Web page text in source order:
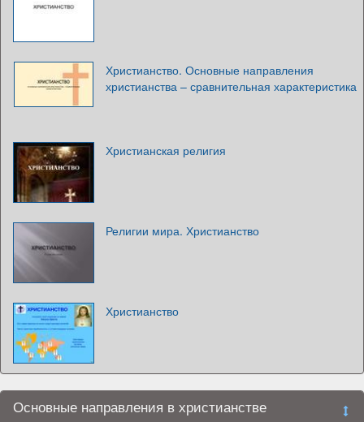
Христианство. Основные направления
христианства – сравнительная характеристика
Христианская религия
Религии мира. Христианство
Христианство
Основные направления в христианстве